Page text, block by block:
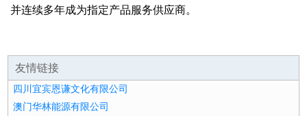
并连续多年成为指定产品服务供应商。
友情链接
四川宜宾恩谦文化有限公司
澳门华林能源有限公司